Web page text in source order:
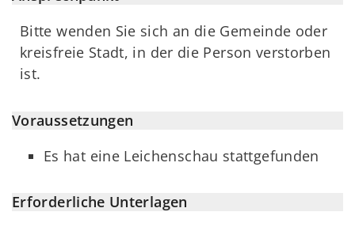
Bitte wenden Sie sich an die Gemeinde oder
kreisfreie Stadt, in der die Person verstorben
ist.
Voraussetzungen
Es hat eine Leichenschau stattgefunden
Erforderliche Unterlagen